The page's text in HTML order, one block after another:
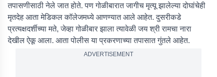
तपासणीसाठी नेले जात होते. पण गोळीबारात जागीच मृत्यू झालेल्या दोघांचेही
मृतदेह आता मेडिकल कॉलेजमध्ये आणण्यात आले आहेत. दुसरीकडे
प्रत्यक्षदर्शीच्या मते, जेव्हा गोळीबार झाला त्यावेळी जय श्री रामचा नारा
देखील ऐकू आला. आता पोलीस या प्रकरणाच्या तपासात गुंतले आहेत.
ADVERTISEMENT